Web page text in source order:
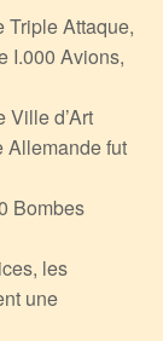
Triple Attaque,
I.000 Avions,
Ville d’Art
Allemande fut
Bombes
les
une